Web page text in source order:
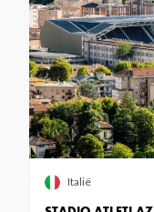
Italië